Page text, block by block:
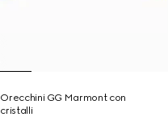
Orecchini GG Marmont con
cristalli